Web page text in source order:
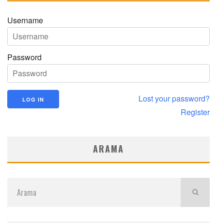
Username
Password
Lost your password?
Register
ARAMA